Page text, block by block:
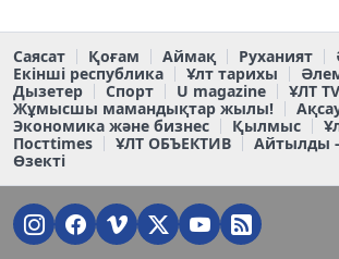
Саясат Қоғам Аймақ Руханият
Екінші республика
Ұлт тарихы
Дызетер
Спорт U magazine
ҰЛТ TV
Жұмысшы мамандықтар жылы!
Экономика және бизнес
Қылмыс
Постtimes
ҰЛТ ОБЪЕКТИВ
Айтылды
Өзекті